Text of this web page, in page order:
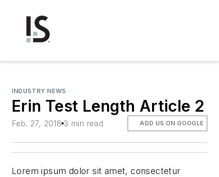
INDUSTRY NEWS
Erin Test Length Article 2
Feb. 27, 2018 3 min read ADD US ON GOOGLE
Lorem ipsum dolor sit amet, consectetur